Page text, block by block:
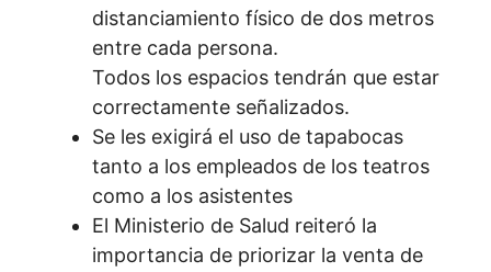
distanciamiento físico de dos metros
entre cada persona.
Todos los espacios tendrán que estar
correctamente señalizados.
Se les exigirá el uso de tapabocas
tanto a los empleados de los teatros
como a los asistentes
El Ministerio de Salud reiteró la
importancia de priorizar la venta de